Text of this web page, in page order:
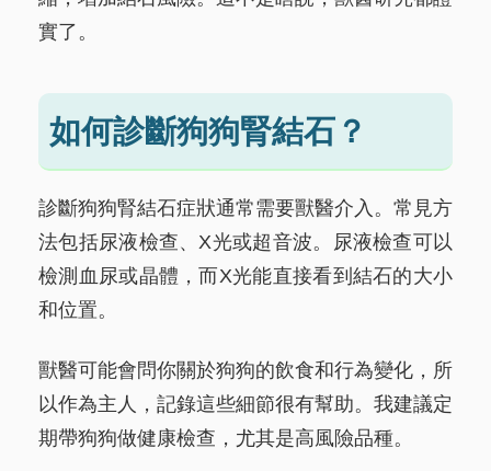
實了。
如何診斷狗狗腎結石？
診斷狗狗腎結石症狀通常需要獸醫介入。常見方
法包括尿液檢查、X光或超音波。尿液檢查可以
檢測血尿或晶體，而X光能直接看到結石的大小
和位置。
獸醫可能會問你關於狗狗的飲食和行為變化，所
以作為主人，記錄這些細節很有幫助。我建議定
期帶狗狗做健康檢查，尤其是高風險品種。